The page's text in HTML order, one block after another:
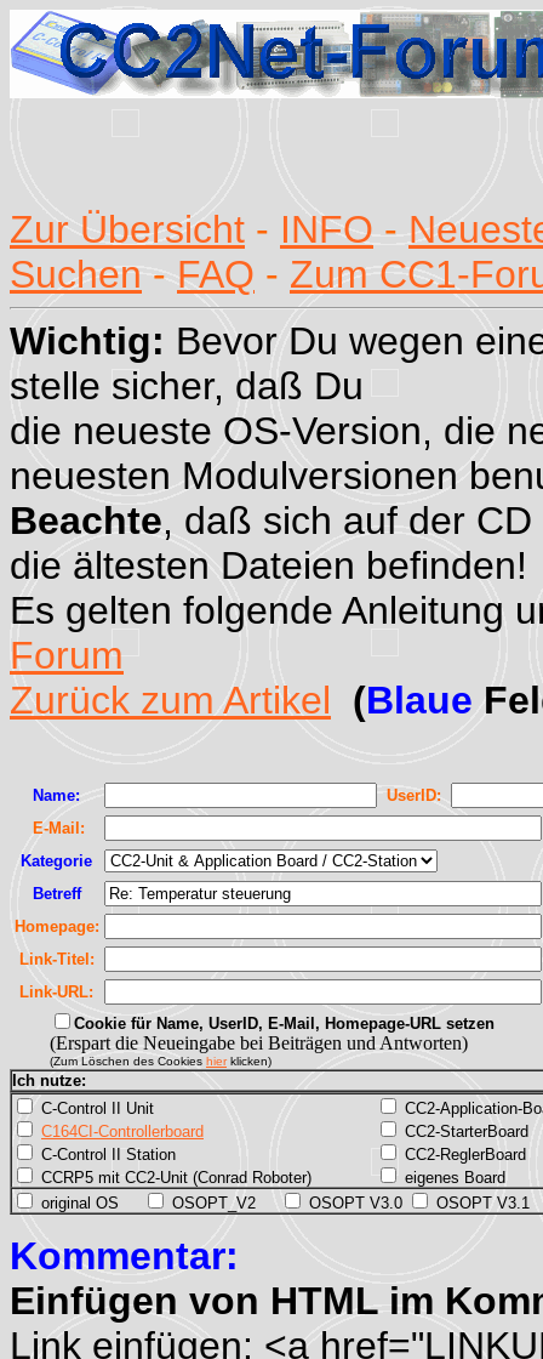
Zur Übersicht - INFO -
Suchen - FAQ - Zum CC1-
Wichtig: Bevor Du wegen
stelle sicher, daß Du
die neueste OS-Version, die
neuesten Modulversionen
Beachte, daß sich auf der
die ältesten Dateien befinden!
Es gelten folgende Anleitung
Forum
Zurück zum Artikel (Blaue
Name:
UserID:
E-Mail:
Kategorie
Betreff
Homepage:
Link-Titel:
Link-URL:
Cookie für Name, UserID, E-Mail, Homepage-URL setzen
(Erspart die Neueingabe bei Beiträgen und Antworten)
(Zum Löschen des Cookies hierklicken)
Ich nutze:
C-Control II Unit
C164CI-Controllerboard
C-Control II Station
CCRP5 mit CC2-Unit (Conrad Roboter)
CC2-Application-
CC2-StarterBoard
CC2-ReglerBoard
eigenes Board
original OS
OSOPT_V2 OSOPT V3.0 OSOPT V3.1
Kommentar:
Einfügen von HTML im
Link einfügen: <a